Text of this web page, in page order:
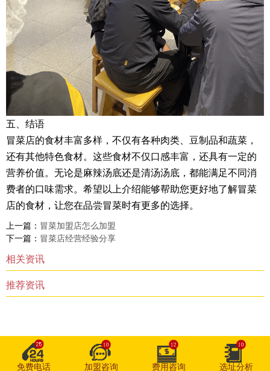
五、结语
冒菜店的食材丰富多样，不仅有各种肉类、豆制品和蔬菜，
还有其他特色食材。这些食材不仅口感丰富，还具有一定的
营养价值。无论是麻辣汤底还是清汤汤底，都能满足不同消
费者的口味需求。希望以上介绍能够帮助您更好地了解冒菜
店的食材，让您在品尝冒菜时有更多的选择。
上一篇： 冒菜加盟店怎么加盟
下一篇： 冒菜店经营经验分享
相关资讯
推荐资讯
免费电话 加盟咨询 费用咨询 选址分析